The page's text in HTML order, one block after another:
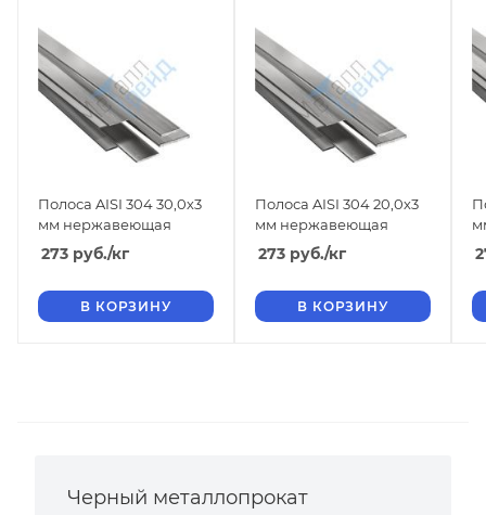
Полоса AISI 304 30,0х3
мм нержавеющая
273 руб./кг
В КОРЗИНУ
Полоса AISI 304 20,0х3
мм нержавеющая
273 руб./кг
В КОРЗИНУ
Черный металлопрокат